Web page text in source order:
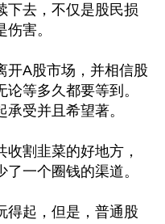
下去，不仅是股民损
害。
开A股市场，并相信股
等多久都要等到。
受并且希望著。
割韭菜的好地方，
一个圈钱的渠道。
得起，但是，普通股